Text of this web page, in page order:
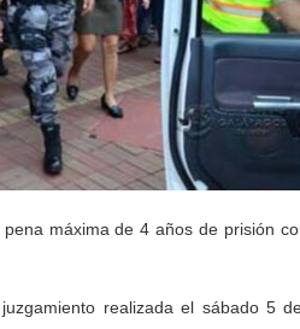
máxima de 4 años de prisión
realizada el sábado 5